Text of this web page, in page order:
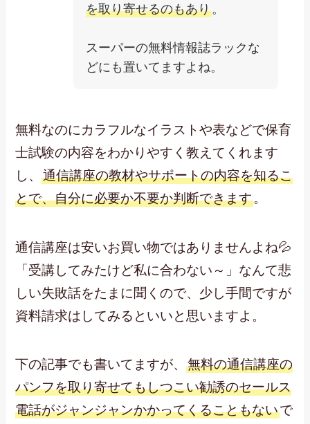
を取り寄せるのもあり。
スーパーの無料情報誌ラックな
どにも置いてますよね。
無料なのにカラフルなイラストや表などで保育
士試験の内容をわかりやすく教えてくれます
し、通信講座の教材やサポートの内容を知るこ
とで、自分に必要か不要か判断できます。
通信講座は安いお買い物ではありませんよね💦
「受講してみたけど私に合わない～」なんて悲
しい失敗話をたまに聞くので、少し手間ですが
資料請求はしてみるといいと思いますよ。
下の記事でも書いてますが、無料の通信講座の
パンフを取り寄せてもしつこい勧誘のセールス
電話がジャンジャンかかってくることもないで